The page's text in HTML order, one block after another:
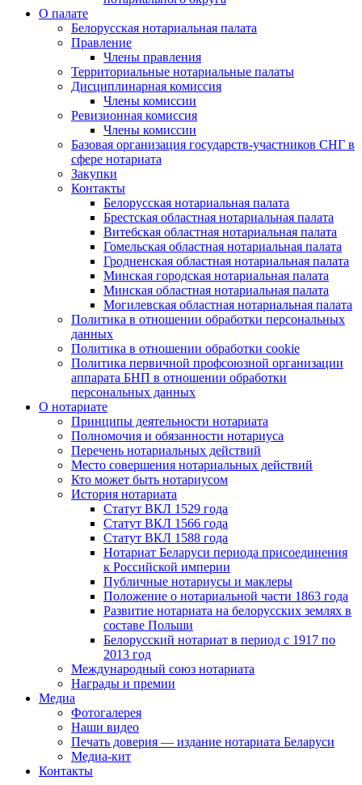
О палате
Белорусская нотариальная палата
Правление
Члены правления
Территориальные нотариальные палаты
Дисциплинарная комиссия
Члены комиссии
Ревизионная комиссия
Члены комиссии
Базовая организация государств-участников СНГ в
сфере нотариата
Закупки
Контакты
Белорусская нотариальная палата
Брестская областная нотариальная палата
Витебская областная нотариальная палата
Гомельская областная нотариальная палата
Гродненская областная нотариальная палата
Минская городская нотариальная палата
Минская областная нотариальная палата
Могилевская областная нотариальная палата
Политика в отношении обработки персональных
данных
Политика в отношении обработки cookie
Политика первичной профсоюзной организации
аппарата БНП в отношении обработки
персональных данных
О нотариате
Принципы деятельности нотариата
Полномочия и обязанности нотариуса
Перечень нотариальных действий
Место совершения нотариальных действий
Кто может быть нотариусом
История нотариата
Статут ВКЛ 1529 года
Статут ВКЛ 1566 года
Статут ВКЛ 1588 года
Нотариат Беларуси периода присоединения
к Российской империи
Публичные нотариусы и маклеры
Положение о нотариальной части 1863 года
Развитие нотариата на белорусских землях в
составе Польши
Белорусский нотариат в период с 1917 по
2013 год
Международный союз нотариата
Награды и премии
Медиа
Фотогалерея
Наши видео
Печать доверия — издание нотариата Беларуси
Медиа-кит
Контакты